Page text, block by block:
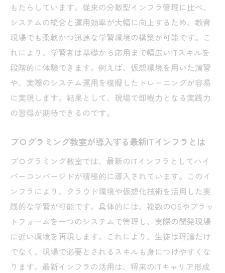
実践力を磨くプログラミング教室の選び方
実務に直結するプログラミング教室の見極
め方
ハイパーコンバージドを活かした実践型カ
リキュラム
IT教育現場で重視されるサポート体制の重
要性
プログラミング教室で得られる実践力と応
選び方で変わるプログラミング教室の効果
キャリアアップに直結するIT教育環境を選
ぶ視点
ITインフラ管理から学ぶ新しいキャリア形成
ITインフラ管理の基礎を学ぶプログラミン
グ教室
ハイパーコンバージドが生む新しいキャリ
アパス
もたらしています。従来の分散型インフラ管理に比べ、
システムの統合と運用効率が大幅に向上するため、教育
現場でも柔軟かつ迅速な学習環境の構築が可能です。こ
れにより、学習者は基礎から応用まで幅広いITスキルを
段階的に体験できます。例えば、仮想環境を用いた演習
や、実際のシステム運用を模擬したトレーニングが容易
に実現します。結果として、現場で即戦力となる実践力
の習得が期待できるのです。
プログラミング教室が導入する最新ITインフラとは
プログラミング教室では、最新のITインフラとしてハイ
パーコンバージドが積極的に導入されています。このイ
ンフラにより、クラウド環境や仮想化技術を活用した実
践的な学習が可能です。具体的には、複数のOSやプラッ
トフォームを一つのシステムで管理し、実際の開発現場
に近い環境を再現します。これにより、生徒は理論だけ
でなく、現場で必要とされるスキルも身につけやすくな
ります。最新インフラの活用は、将来のITキャリア形成